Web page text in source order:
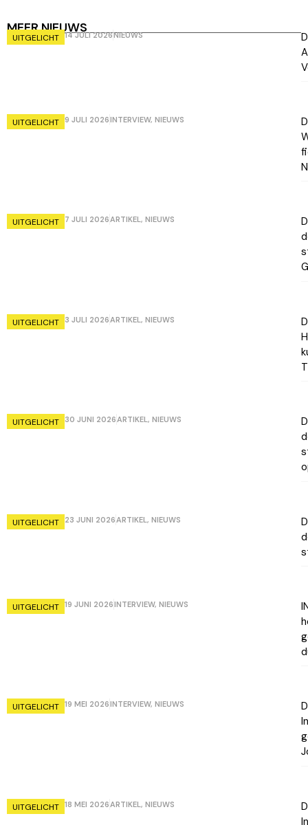
MEER NIEUWS
UITGELICHT 14 JULI 2026NIEUWS
UITGELICHT 9 JULI 2026INTERVIEW, NIEUWS
UITGELICHT 7 JULI 2026ARTIKEL, NIEUWS
UITGELICHT 3 JULI 2026 ARTIKEL , NIEUWS
UITGELICHT 30 JUNI 2026ARTIKEL, NIEUWS
UITGELICHT 23 JUNI 2026 ARTIKEL , NIEUWS
UITGELICHT 19 JUNI 2026INTERVIEW, NIEUWS
UITGELICHT 19 MEI 2026INTERVIEW, NIEUWS
UITGELICHT 18 MEI 2026 ARTIKEL , NIEUWS